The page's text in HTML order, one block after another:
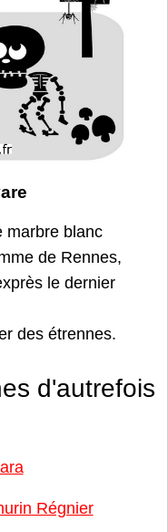
marbre blanc
de Rennes,
le dernier
des étrennes.
d'autrefois
Régnier